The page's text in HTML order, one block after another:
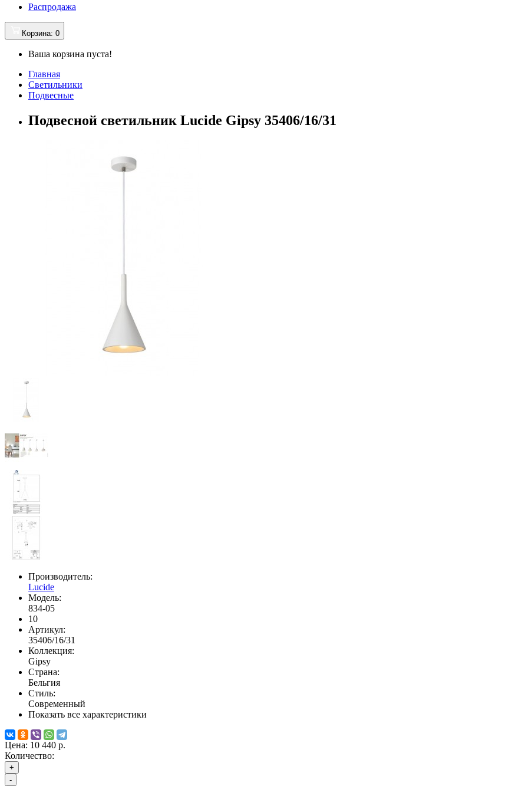
Распродажа
Корзина: 0
Ваша корзина пуста!
Главная
Светильники
Подвесные
Подвесной светильник Lucide Gipsy 35406/16/31
Производитель:
Lucide
Модель:
834-05
10
Артикул:
35406/16/31
Коллекция:
Gipsy
Страна:
Бельгия
Стиль:
Современный
Показать все характеристики
Цена: 10 440 р.
Количество:
+
-